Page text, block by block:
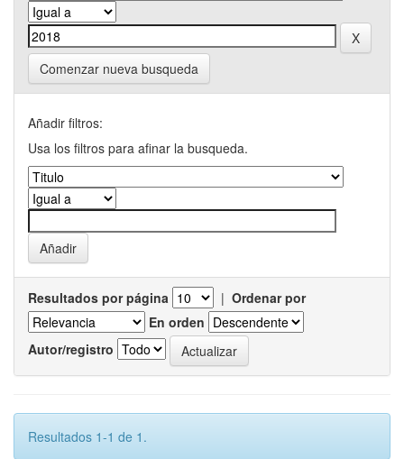
Comenzar nueva busqueda
Añadir filtros:
Usa los filtros para afinar la busqueda.
Resultados por página | Ordenar por
En orden
Autor/registro
Resultados 1-1 de 1.